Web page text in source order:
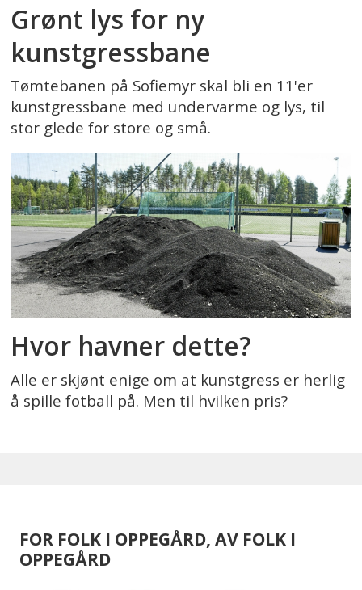
Grønt lys for ny
kunstgressbane
Tømtebanen på Sofiemyr skal bli en 11'er
kunstgressbane med undervarme og lys, til
stor glede for store og små.
Hvor havner dette?
Alle er skjønt enige om at kunstgress er herlig
å spille fotball på. Men til hvilken pris?
FOR FOLK I OPPEGÅRD, AV FOLK I
OPPEGÅRD